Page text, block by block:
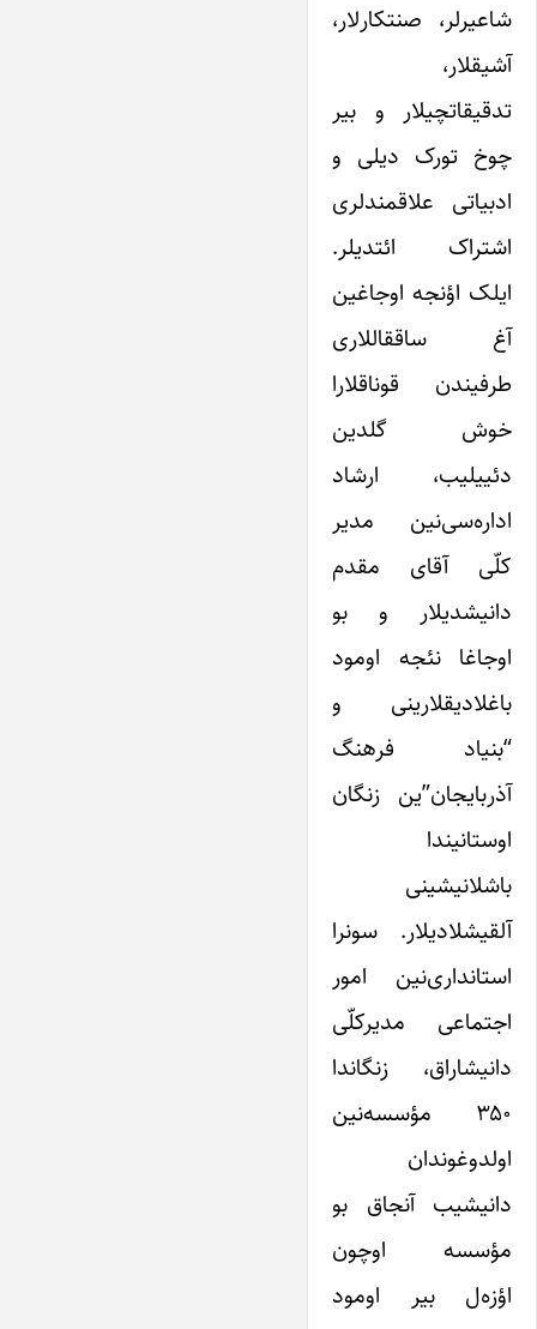
شاعیرلر، صنتکارلار،
آشیقلار،
تدقیقاتچیلار و بیر
چوخ تورک دیلی و
ادبیاتی علاقمندلری
اشتراک ائتدیلر.
ایلک اؤنجه اوجاغین
آغ ساققاللاری
طرفیندن قوناقلارا
خوش گلدین
دئییلیب، ارشاد
اداره‌سی‌نین مدیر
کلّی آقای مقدم
دانیشدیلار و بو
اوجاغا نئجه اومود
باغلادیقلارینی و
“بنیاد فرهنگ
آذربایجان”ین زنگان
اوستانیندا
باشلانیشینی
آلقیشلادیلار. سونرا
استانداری‌نین امور
اجتماعی مدیرکلّی
دانیشاراق، زنگاندا
۳۵۰ مؤسسه‌نین
اولدوغوندان
دانیشیب آنجاق بو
مؤسسه اوچون
اؤزه‌ل بیر اومود